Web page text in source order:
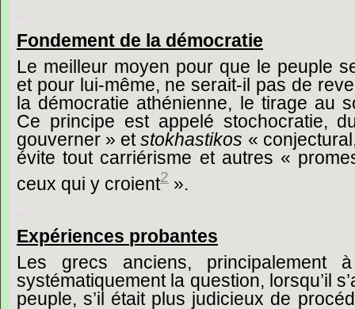
.
Fondement de la démocratie
Le meilleur moyen pour que le peuple
et pour lui-même, ne serait-il pas de
la démocratie athénienne, le tirage au
Ce principe est appelé stochocratie,
gouverner » et stokhastikos «
évite tout carriérisme et autres «
ceux qui y croient2 ».
.
Expériences probantes
Les
grecs anciens, principalement
à
systématiquement la question, lorsqu’il
peuple, s’il était plus judicieux de